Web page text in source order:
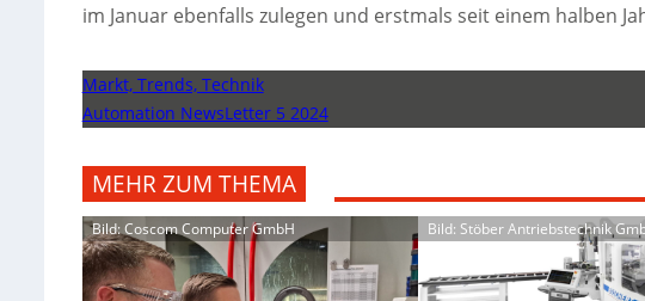
im Januar ebenfalls zulegen und erstmals seit einem halben
Markt, Trends, Technik
Automation NewsLetter 5 2024
MEHR ZUM THEMA
Bild: Coscom Computer GmbH Bild: Stöber Antriebstechnik